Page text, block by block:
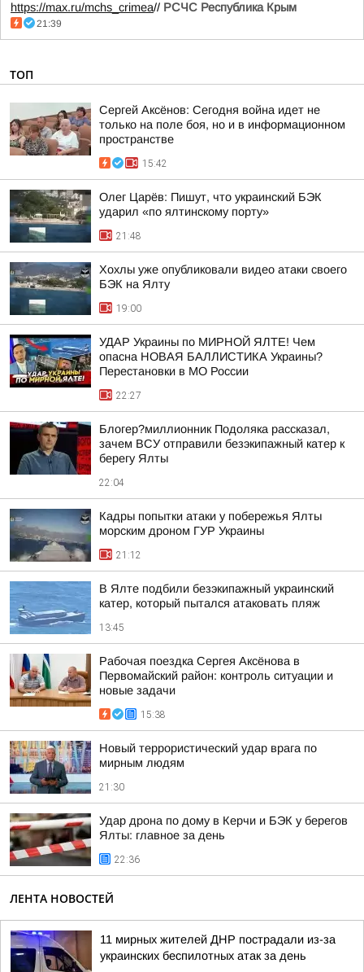
https://max.ru/mchs_crimea// РСЧС Республика Крым
21:39
ТОП
Сергей Аксёнов: Сегодня война идет не
только на поле боя, но и в информационном
пространстве
15:42
Олег Царёв: Пишут, что украинский БЭК
ударил «по ялтинскому порту»
21:48
Хохлы уже опубликовали видео атаки своего
БЭК на Ялту
19:00
УДАР Украины по МИРНОЙ ЯЛТЕ! Чем
опасна НОВАЯ БАЛЛИСТИКА Украины?
Перестановки в МО России
22:27
Блогер?миллионник Подоляка рассказал,
зачем ВСУ отправили безэкипажный катер к
берегу Ялты
22:04
Кадры попытки атаки у побережья Ялты
морским дроном ГУР Украины
21:12
В Ялте подбили безэкипажный украинский
катер, который пытался атаковать пляж
13:45
Рабочая поездка Сергея Аксёнова в
Первомайский район: контроль ситуации и
новые задачи
15:38
Новый террористический удар врага по
мирным людям
21:30
Удар дрона по дому в Керчи и БЭК у берегов
Ялты: главное за день
22:36
ЛЕНТА НОВОСТЕЙ
11 мирных жителей ДНР пострадали из-за
украинских беспилотных атак за день